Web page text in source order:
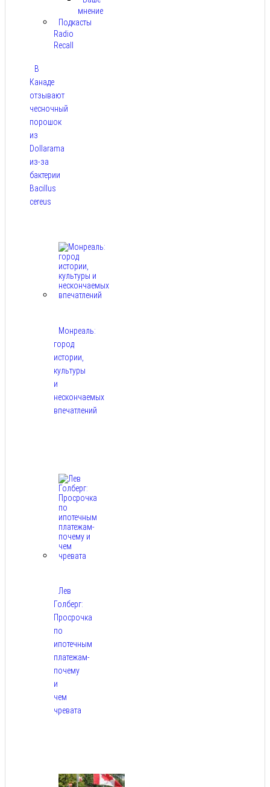
мнение
Подкасты
Radio
Recall
В
Канаде
отзывают
чесночный
порошок
из
Dollarama
из-за
бактерии
Bacillus
cereus
Монреаль:
город
истории,
культуры
и
нескончаемых
впечатлений
Лев
Голберг:
Просрочка
по
ипотечным
платежам-
почему
и
чем
чревата